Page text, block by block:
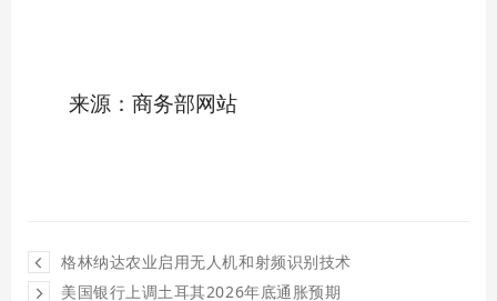
来源：商务部网站
格林纳达农业启用无人机和射频识别技术
美国银行上调土耳其2026年底通胀预期